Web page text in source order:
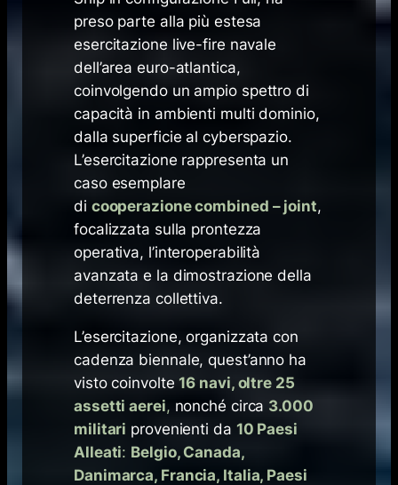
preso parte alla più estesa
esercitazione live-fire navale
dell’area euro-atlantica,
coinvolgendo un ampio spettro di
capacità in ambienti multi dominio,
dalla superficie al cyberspazio.
L’esercitazione rappresenta un
caso esemplare
di cooperazionecombined – joint,
focalizzata sulla prontezza
operativa, l’interoperabilità
avanzata e la dimostrazione della
deterrenza collettiva.
L’esercitazione, organizzata con
cadenza biennale, quest’anno ha
visto coinvolte16 navi, oltre 25
assetti aerei, nonché circa 3.000
militari provenienti da 10 Paesi
Alleati: Belgio, Canada,
Danimarca, Francia, Italia, Paesi